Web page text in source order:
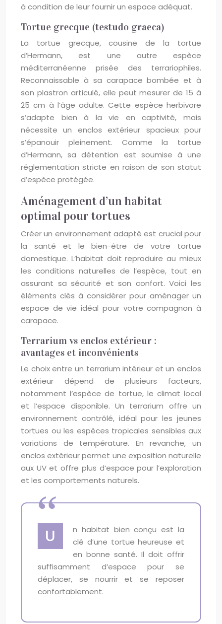
à condition de leur fournir un espace adéquat.
Tortue grecque (testudo graeca)
La tortue grecque, cousine de la tortue
d’Hermann, est une autre espèce
méditerranéenne prisée des terrariophiles.
Reconnaissable à sa carapace bombée et à
son plastron articulé, elle peut mesurer de 15 à
25 cm à l’âge adulte. Cette espèce herbivore
s’adapte bien à la vie en captivité, mais
nécessite un enclos extérieur spacieux pour
s’épanouir pleinement. Comme la tortue
d’Hermann, sa détention est soumise à une
réglementation stricte en raison de son statut
d’espèce protégée.
Aménagement d’un habitat
optimal pour tortues
Créer un environnement adapté est crucial pour
la santé et le bien-être de votre tortue
domestique. L’habitat doit reproduire au mieux
les conditions naturelles de l’espèce, tout en
assurant sa sécurité et son confort. Voici les
éléments clés à considérer pour aménager un
espace de vie idéal pour votre compagnon à
carapace.
Terrarium vs enclos extérieur :
avantages et inconvénients
Le choix entre un terrarium intérieur et un enclos
extérieur dépend de plusieurs facteurs,
notamment l’espèce de tortue, le climat local
et l’espace disponible. Un terrarium offre un
environnement contrôlé, idéal pour les jeunes
tortues ou les espèces tropicales sensibles aux
variations de température. En revanche, un
enclos extérieur permet une exposition naturelle
aux UV et offre plus d’espace pour l’exploration
et les comportements naturels.
U
n habitat bien conçu est la
clé d’une tortue heureuse et
en bonne santé. Il doit offrir
suffisamment d’espace pour se
déplacer, se nourrir et se reposer
confortablement.